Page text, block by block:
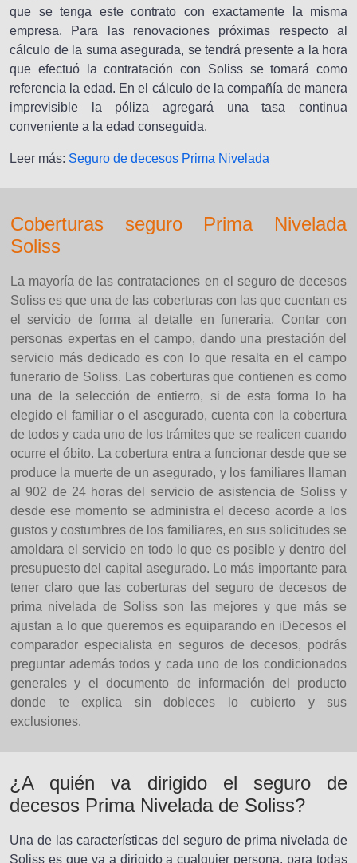
que se tenga este contrato con exactamente la misma
empresa. Para las renovaciones próximas respecto al
cálculo de la suma asegurada, se tendrá presente a la hora
que efectuó la contratación con Soliss se tomará como
referencia la edad. En el cálculo de la compañía de manera
imprevisible la póliza agregará una tasa continua
conveniente a la edad conseguida.
Leer más: Seguro de decesos Prima Nivelada
Coberturas seguro Prima Nivelada
Soliss
La mayoría de las contrataciones en el seguro de decesos
Soliss es que una de las coberturas con las que cuentan es
el servicio de forma al detalle en funeraria. Contar con
personas expertas en el campo, dando una prestación del
servicio más dedicado es con lo que resalta en el campo
funerario de Soliss. Las coberturas que contienen es como
una de la selección de entierro, si de esta forma lo ha
elegido el familiar o el asegurado, cuenta con la cobertura
de todos y cada uno de los trámites que se realicen cuando
ocurre el óbito. La cobertura entra a funcionar desde que se
produce la muerte de un asegurado, y los familiares llaman
al 902 de 24 horas del servicio de asistencia de Soliss y
desde ese momento se administra el deceso acorde a los
gustos y costumbres de los familiares, en sus solicitudes se
amoldara el servicio en todo lo que es posible y dentro del
presupuesto del capital asegurado. Lo más importante para
tener claro que las coberturas del seguro de decesos de
prima nivelada de Soliss son las mejores y que más se
ajustan a lo que queremos es equiparando en iDecesos el
comparador especialista en seguros de decesos, podrás
preguntar además todos y cada uno de los condicionados
generales y el documento de información del producto
donde te explica sin dobleces lo cubierto y sus
exclusiones.
¿A quién va dirigido el seguro de
decesos Prima Nivelada de Soliss?
Una de las características del seguro de prima nivelada de
Soliss es que va a dirigido a cualquier persona, para todas